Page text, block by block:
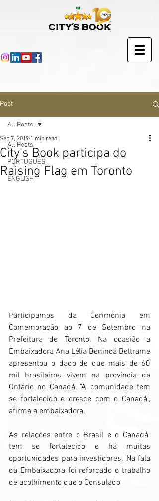
Post
All Posts
PORTUGUÊS
ENGLISH
All Posts
City's Book participa do
Raising Flag em Toronto
Sep 7, 2019 1 min read
Participamos da Cerimônia em
Comemoração ao 7 de Setembro na
Prefeitura de Toronto. Na ocasião a
Embaixadora Ana Lélia Benincá Beltrame
apresentou o dado de que mais de 60
mil brasileiros vivem na província de
Ontário no Canadá, "A comunidade tem
se fortalecido e cresce com o Canadá",
afirma a embaixadora.
As relações entre o Brasil e o Canadá
tem se fortalecido e há muitas
oportunidades para investidores. Na fala
da Embaixadora foi reforçado o trabalho
de acolhimento que o Consulado